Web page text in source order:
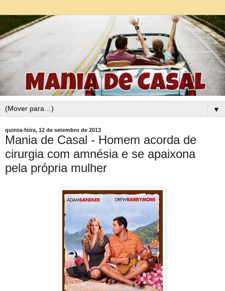
▼
quinta-feira, 12 de setembro de 2013
Mania de Casal - Homem acorda de
cirurgia com amnésia e se apaixona
pela própria mulher